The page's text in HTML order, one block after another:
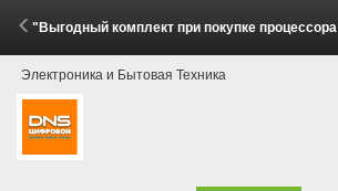
"Выгодный комплект при покупке процессора!" (2 - 16 Июня 2026)
Электроника и Бытовая Техника